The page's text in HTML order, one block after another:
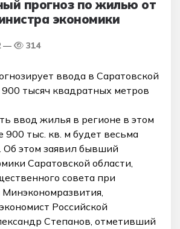
прогноз по жилью от
экономики
314
ввода в Саратовской
900 тысяч квадратных метров
ввод жилья в регионе в этом
900 тыс. кв. м будет весьма
Об этом заявил бывший
Саратовской области,
совета при
Российской
Степанов, отметивший